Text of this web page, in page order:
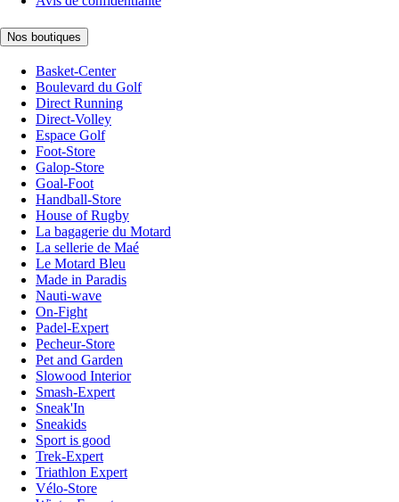
Nos boutiques
Basket-Center
Boulevard du Golf
Direct Running
Direct-Volley
Espace Golf
Foot-Store
Galop-Store
Goal-Foot
Handball-Store
House of Rugby
La bagagerie du Motard
La sellerie de Maé
Le Motard Bleu
Made in Paradis
Nauti-wave
On-Fight
Padel-Expert
Pecheur-Store
Pet and Garden
Slowood Interior
Smash-Expert
Sneak'In
Sneakids
Sport is good
Trek-Expert
Triathlon Expert
Vélo-Store